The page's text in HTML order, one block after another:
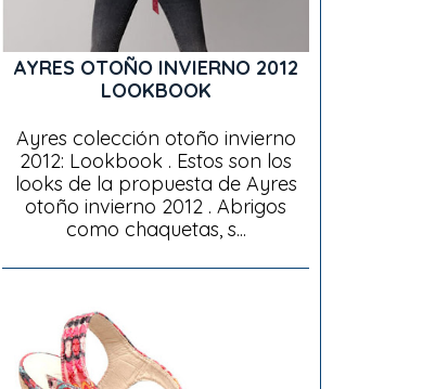
AYRES OTOÑO INVIERNO 2012
LOOKBOOK
Ayres colección otoño invierno
2012: Lookbook . Estos son los
looks de la propuesta de Ayres
otoño invierno 2012 . Abrigos
como chaquetas, s...